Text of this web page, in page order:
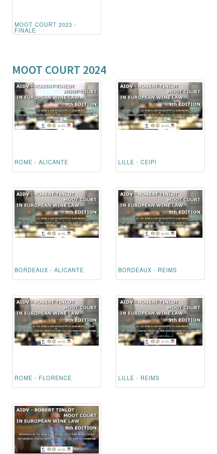
MOOT COURT 2023 -
FINALE
MOOT COURT 2024
ROME - ALICANTE LILLE - CEIPI
BORDEAUX - ALICANTE BORDEAUX - REIMS
ROME - FLORENCE LILLE - REIMS